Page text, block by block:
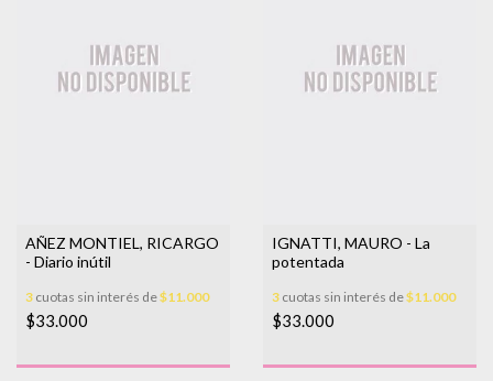
AÑEZ MONTIEL, RICARGO
- Diario inútil
3 cuotas sin interés de$11.000
$33.000
IGNATTI, MAURO - La
potentada
3 cuotas sin interés de$11.000
$33.000